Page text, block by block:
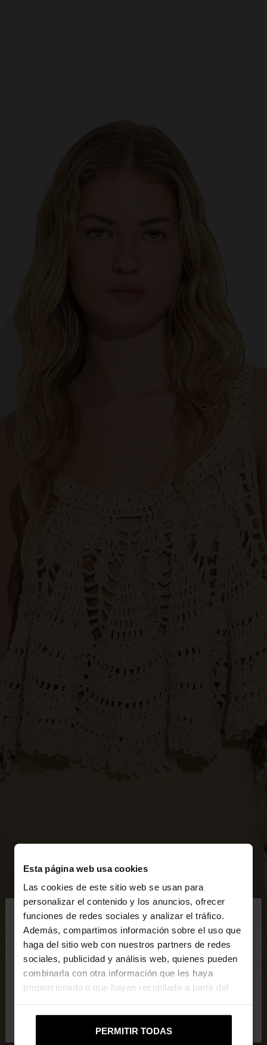
Esta página web usa cookies
Las cookies de este sitio web se usan para
personalizar el contenido y los anuncios, ofrecer
funciones de redes sociales y analizar el tráfico.
Además, compartimos información sobre el uso que
haga del sitio web con nuestros partners de redes
sociales, publicidad y análisis web, quienes pueden
combinarla con otra información que les haya
proporcionado o que hayan recopilado a partir del
PERMITIR TODAS
hola
Estás accediendo a la web de España. ¿Quieres ir a
la web de United States?